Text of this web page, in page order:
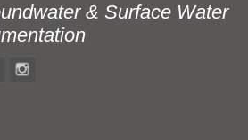
& Surface Water